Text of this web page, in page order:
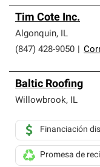
Tim Cote Inc.
Algonquin, IL
(847) 428-9050
Baltic Roofing
Willowbrook, IL
Financiación
Promesa de